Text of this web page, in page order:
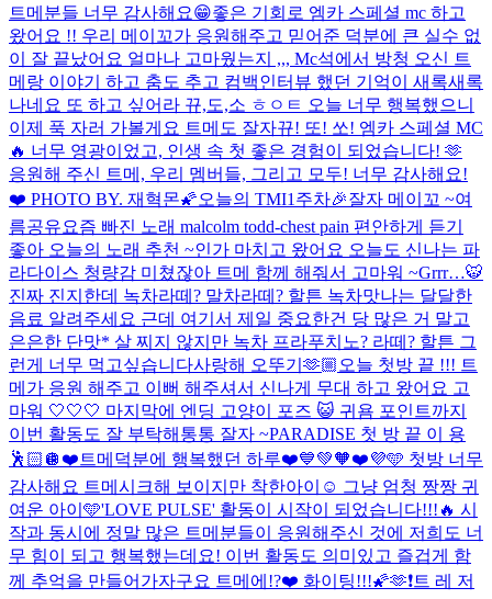
트메분들 너무 감사해요😁좋은 기회로 엠카 스페셜 mc 하고
왔어요 !! 우리 메이꼬가 응원해주고 믿어준 덕분에 큰 실수 없
이 잘 끝났어요 얼마나 고마웠는지 ,,, Mc석에서 방청 오신 트
메랑 이야기 하고 춤도 추고 컴백인터뷰 했던 기억이 새록새록
나네요 또 하고 싶어라 뀨,도,소 ㅎㅇㅌ 오늘 너무 행복했으니
이제 푹 자러 가볼게요 트메도 잘자뀨! 또! 쏘! 엠카 스페셜 MC
🔥 너무 영광이었고, 인생 속 첫 좋은 경험이 되었습니다! 🫶
응원해 주신 트메, 우리 멤버들, 그리고 모두! 너무 감사해요!
❤️ PHOTO BY. 재혁몬🌠오늘의 TMI1주차🎉잘자 메이꼬 ~여
름공유요즘 빠진 노래 malcolm todd-chest pain 편안하게 듣기
좋아 오늘의 노래 추천 ~인가 마치고 왔어요 오늘도 신나는 파
라다이스 청량감 미쳤잖아 트메 함께 해줘서 고마워 ~Grrr…🐯
진짜 진지한데 녹차라떼? 말차라떼? 할튼 녹차맛나는 달달한
음료 알려주세요 근데 여기서 제일 중요한건 당 많은 거 말고
은은한 단맛* 살 찌지 않지만 녹차 프라푸치노? 라떼? 할튼 그
런게 너무 먹고싶습니다사랑해 오뚜기🫶🏼 오늘 첫방 끝 !!! 트
메가 응원 해주고 이뻐 해주셔서 신나게 무대 하고 왔어요 고
마워 🤍🤍🤍 마지막에 엔딩 고양이 포즈 😺 귀욤 포인트까지
이번 활동도 잘 부탁해통통 잘자 ~PARADISE 첫 방 끝 이 용
🕺🏻🪩 ❤️트메덕분에 행복했던 하루❤️💙💚🧡❤️💜🩵 첫방 너무
감사해요 트메 시크해 보이지만 착한아이☺️ 그냥 엄청 짱짱 귀
여운 아이🩵'LOVE PULSE' 활동이 시작이 되었습니다!!!🔥 시
작과 동시에 정말 많은 트메분들이 응원해주신 것에 저희도 너
무 힘이 되고 행복했는데요! 이번 활동도 의미있고 즐겁게 함
께 추억을 만들어가자구요 트메에!?❤️ 화이팅!!!🌠🫶❗️트 레 저